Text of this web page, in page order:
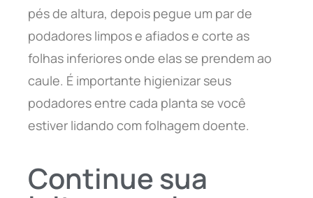
pés de altura, depois pegue um par de
podadores limpos e afiados e corte as
folhas inferiores onde elas se prendem ao
caule. É importante higienizar seus
podadores entre cada planta se você
estiver lidando com folhagem doente.
Continue sua